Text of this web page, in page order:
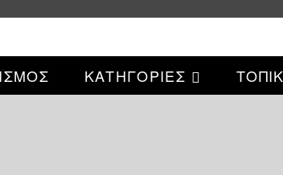
ΚΑΤΗΓΟΡΙΕΣ